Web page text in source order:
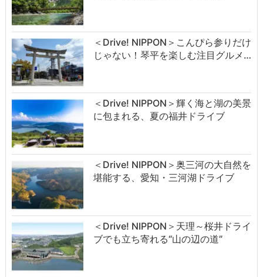
＜Drive! NIPPON＞こんぴら参りだけ
じゃない！琴平を楽しむ注目グルメ…
＜Drive! NIPPON＞輝く海と湖の美景
に包まれる、夏の福井ドライブ
＜Drive! NIPPON＞奥三河の大自然を
堪能する、愛知・三河湖ドライブ
＜Drive! NIPPON＞天理～桜井ドライ
ブでも立ち寄れる“山の辺の道”